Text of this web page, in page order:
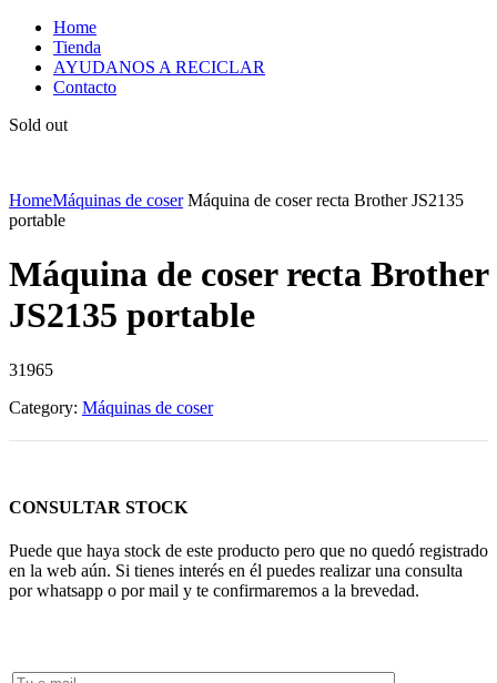
Home
Tienda
AYUDANOS A RECICLAR
Contacto
Sold out
HomeMáquinas de coserMáquina de coser recta Brother JS2135
portable
Máquina de coser recta Brother
JS2135 portable
31965
Category: Máquinas de coser
CONSULTAR STOCK
Puede que haya stock de este producto pero que no quedó registrado
en la web aún. Si tienes interés en él puedes realizar una consulta
por whatsapp o por mail y te confirmaremos a la brevedad.